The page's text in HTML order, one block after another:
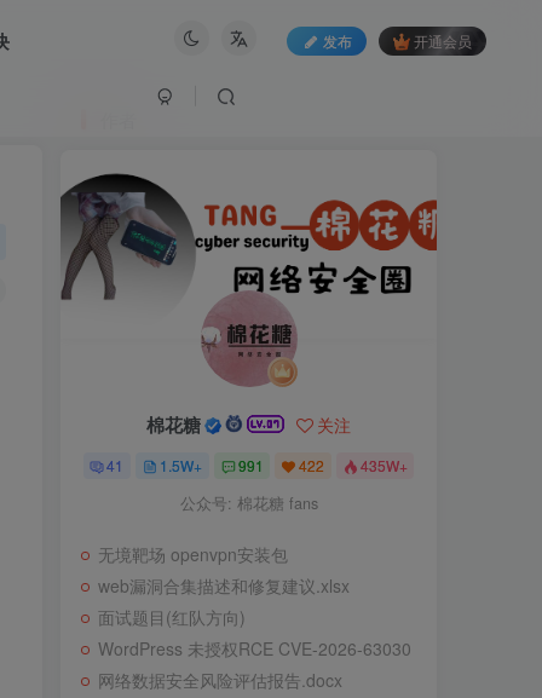
发布 开通会员
棉花糖 关注
41 1.5W+ 991 422 435W+
公众号: 棉花糖 fans
无境靶场 openvpn安装包
web漏洞合集描述和修复建议.xlsx
面试题目(红队方向)
WordPress 未授权RCE CVE-2026-63030
网络数据安全风险评估报告.docx